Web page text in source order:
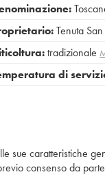
Tenuta
tradizionale
di
sue caratteristiche
consenso da